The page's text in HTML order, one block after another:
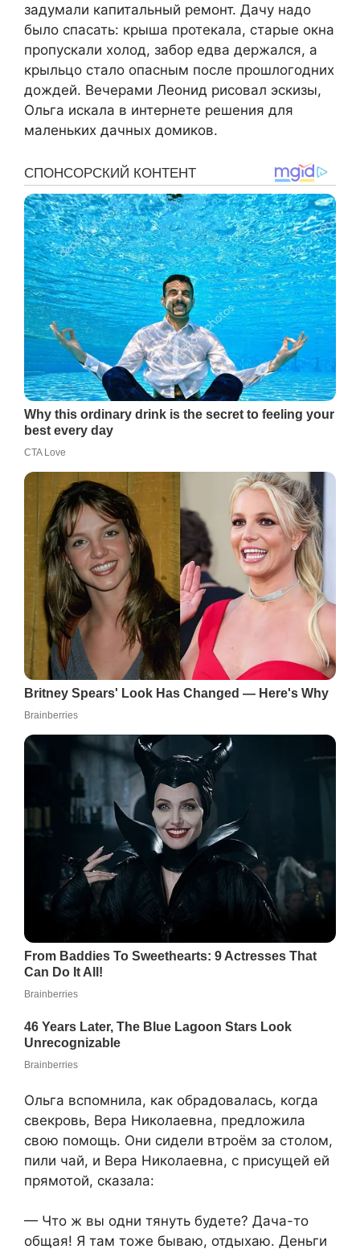
задумали капитальный ремонт. Дачу надо
было спасать: крыша протекала, старые окна
пропускали холод, забор едва держался, а
крыльцо стало опасным после прошлогодних
дождей. Вечерами Леонид рисовал эскизы,
Ольга искала в интернете решения для
маленьких дачных домиков.
Ольга вспомнила, как обрадовалась, когда
свекровь, Вера Николаевна, предложила
свою помощь. Они сидели втроём за столом,
пили чай, и Вера Николаевна, с присущей ей
прямотой, сказала:
— Что ж вы одни тянуть будете? Дача-то
общая! Я там тоже бываю, отдыхаю. Деньги